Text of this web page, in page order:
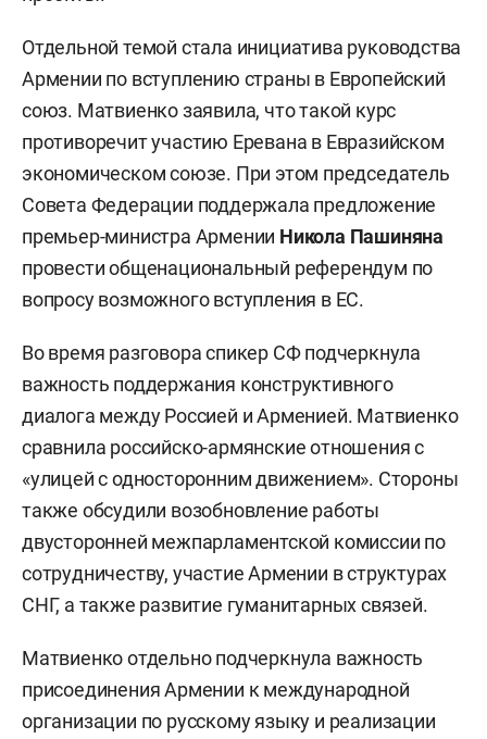
Отдельной темой стала инициатива руководства
Армении по вступлению страны в Европейский
союз. Матвиенко заявила, что такой курс
противоречит участию Еревана в Евразийском
экономическом союзе. При этом председатель
Совета Федерации поддержала предложение
премьер-министра Армении Никола Пашиняна
провести общенациональный референдум по
вопросу возможного вступления в ЕС.
Во время разговора спикер СФ подчеркнула
важность поддержания конструктивного
диалога между Россией и Арменией. Матвиенко
сравнила российско-армянские отношения с
«улицей с односторонним движением». Стороны
также обсудили возобновление работы
двусторонней межпарламентской комиссии по
сотрудничеству, участие Армении в структурах
СНГ, а также развитие гуманитарных связей.
Матвиенко отдельно подчеркнула важность
присоединения Армении к международной
организации по русскому языку и реализации